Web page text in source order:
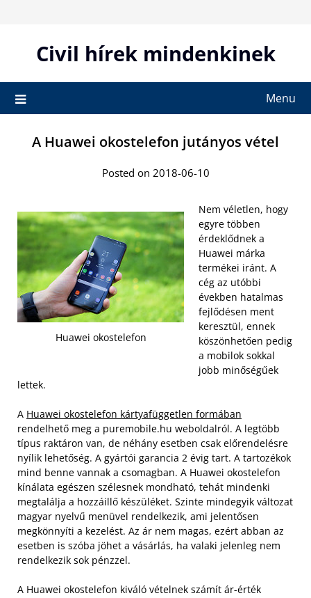
contentCivil hírek mindenkinek
Menu
A Huawei okostelefon jutányos vétel
Posted on 2018-06-10
Huawei okostelefon
Nem véletlen, hogy
egyre többen
érdeklődnek a
Huawei márka
termékei iránt. A
cég az utóbbi
években hatalmas
fejlődésen ment
keresztül, ennek
köszönhetően pedig
a mobilok sokkal
jobb minőségűek
lettek.
A Huawei okostelefon kártyafüggetlen formában
rendelhető meg a puremobile.hu weboldalról. A legtöbb
típus raktáron van, de néhány esetben csak előrendelésre
nyílik lehetőség. A gyártói garancia 2 évig tart. A tartozékok
mind benne vannak a csomagban. A Huawei okostelefon
kínálata egészen szélesnek mondható, tehát mindenki
megtalálja a hozzáillő készüléket. Szinte mindegyik változat
magyar nyelvű menüvel rendelkezik, ami jelentősen
megkönnyíti a kezelést. Az ár nem magas, ezért abban az
esetben is szóba jöhet a vásárlás, ha valaki jelenleg nem
rendelkezik sok pénzzel.
A Huawei okostelefon kiváló vételnek számít ár-érték